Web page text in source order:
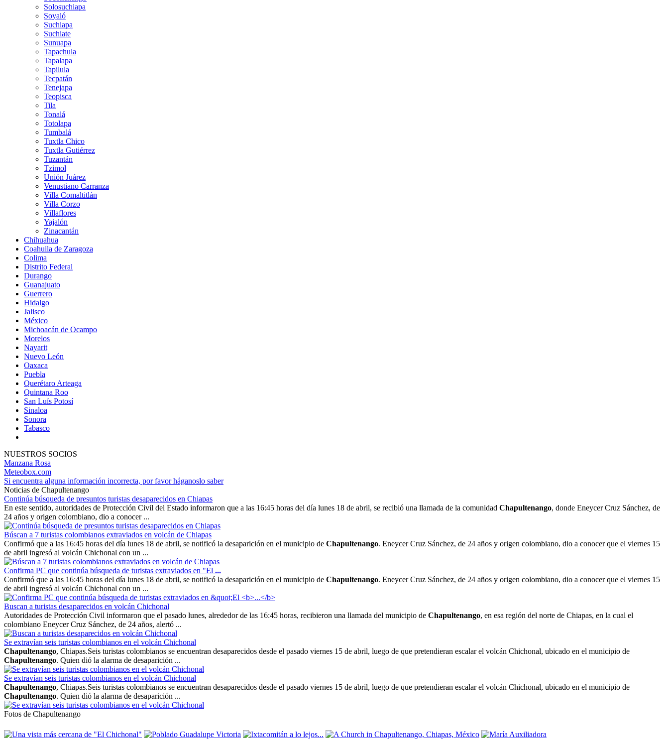
Solosuchiapa
Soyaló
Suchiapa
Suchiate
Sunuapa
Tapachula
Tapalapa
Tapilula
Tecpatán
Tenejapa
Teopisca
Tila
Tonalá
Totolapa
Tumbalá
Tuxtla Chico
Tuxtla Gutiérrez
Tuzantán
Tzimol
Unión Juárez
Venustiano Carranza
Villa Comaltitlán
Villa Corzo
Villaflores
Yajalón
Zinacantán
Chihuahua
Coahuila de Zaragoza
Colima
Distrito Federal
Durango
Guanajuato
Guerrero
Hidalgo
Jalisco
México
Michoacán de Ocampo
Morelos
Nayarit
Nuevo León
Oaxaca
Puebla
Querétaro Arteaga
Quintana Roo
San Luís Potosí
Sinaloa
Sonora
Tabasco
NUESTROS SOCIOS
Manzana Rosa
Meteobox.com
Si encuentra alguna información incorrecta, por favor háganoslo saber
Noticias de Chapultenango
Continúa búsqueda de presuntos turistas desaparecidos en Chiapas
En este sentido, autoridades de Protección Civil del Estado informaron que a las 16:45 horas del día lunes 18 de abril, se recibió una llamada de la comunidad Chapultenango, donde Eneycer Cruz Sánchez, de
24 años y origen colombiano, dio a conocer ...
Búscan a 7 turistas colombianos extraviados en volcán de Chiapas
Confirmó que a las 16:45 horas del día lunes 18 de abril, se notificó la desaparición en el municipio de Chapultenango. Eneycer Cruz Sánchez, de 24 años y origen colombiano, dio a conocer que el viernes 15
de abril ingresó al volcán Chichonal con un ...
Confirma PC que continúa búsqueda de turistas extraviados en "El ...
Confirmó que a las 16:45 horas del día lunes 18 de abril, se notificó la desaparición en el municipio de Chapultenango. Eneycer Cruz Sánchez, de 24 años y origen colombiano, dio a conocer que el viernes 15
de abril ingresó al volcán Chichonal con un ...
Buscan a turistas desaparecidos en volcán Chichonal
Autoridades de Protección Civil informaron que el pasado lunes, alrededor de las 16:45 horas, recibieron una llamada del municipio de Chapultenango, en esa región del norte de Chiapas, en la cual el
colombiano Eneycer Cruz Sánchez, de 24 años, alertó ...
Se extravían seis turistas colombianos en el volcán Chichonal
Chapultenango, Chiapas.Seis turistas colombianos se encuentran desaparecidos desde el pasado viernes 15 de abril, luego de que pretendieran escalar el volcán Chichonal, ubicado en el municipio de
Chapultenango. Quien dió la alarma de desaparición ...
Se extravían seis turistas colombianos en el volcán Chichonal
Chapultenango, Chiapas.Seis turistas colombianos se encuentran desaparecidos desde el pasado viernes 15 de abril, luego de que pretendieran escalar el volcán Chichonal, ubicado en el municipio de
Chapultenango. Quien dió la alarma de desaparición ...
Fotos de Chapultenango